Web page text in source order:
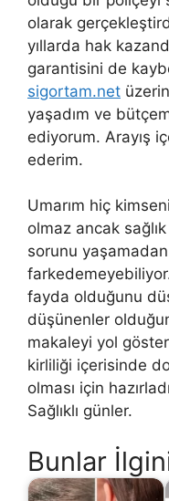
olarak
yıllarda hak
garantisini de
sigortam.net
yaşadım ve
ediyorum. Arayış
ederim.
Umarım hiç
olmaz ancak
sorunu
fayda olduğunu
düşünenler
makaleyi yol
kirliliği içerisinde
olması için
Sağlıklı günler.
Bunlar